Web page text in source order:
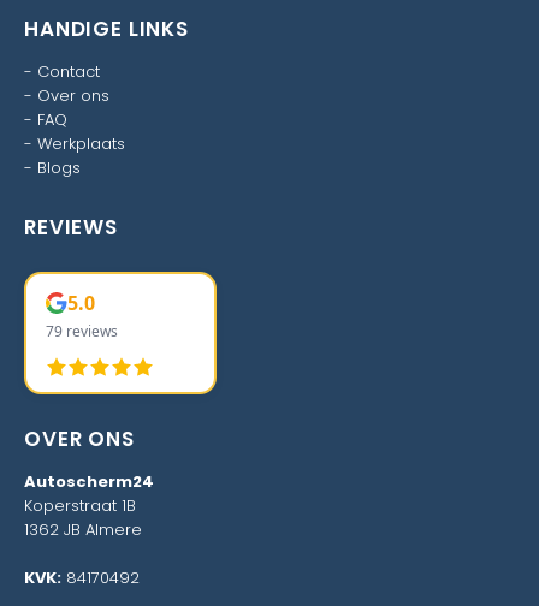
HANDIGE LINKS
- Contact
- Over ons
- FAQ
- Werkplaats
- Blogs
REVIEWS
5.0
79 reviews
OVER ONS
Autoscherm24
Koperstraat 1B
1362 JB Almere
KVK: 84170492